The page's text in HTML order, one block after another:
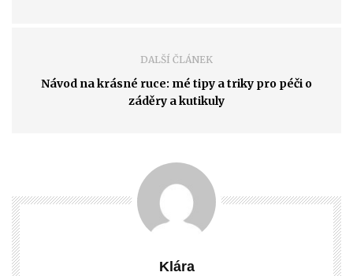
DALŠÍ ČLÁNEK
Návod na krásné ruce: mé tipy a triky pro péči o
záděry a kutikuly
Klára